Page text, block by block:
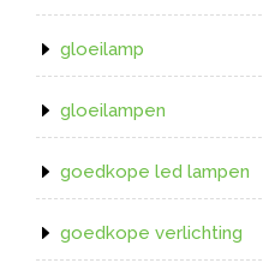
gloeilamp
gloeilampen
goedkope led lampen
goedkope verlichting